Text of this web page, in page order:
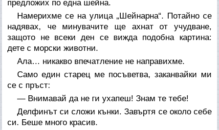
предложих по една шейна.
Намерихме се на улица „Шейнарна“. Потайно се
надявах, че минувачите ще ахнат от учудване,
защото не всеки ден се вижда подобна картина:
дете с морски животни.
Ала… никакво впечатление не направихме.
Само един старец ме посъветва, заканвайки ми
се с пръст:
— Внимавай да не ги ухапеш! Знам те тебе!
Делфинът си сложи кънки. Завъртя се около себе
си. Беше много красив.